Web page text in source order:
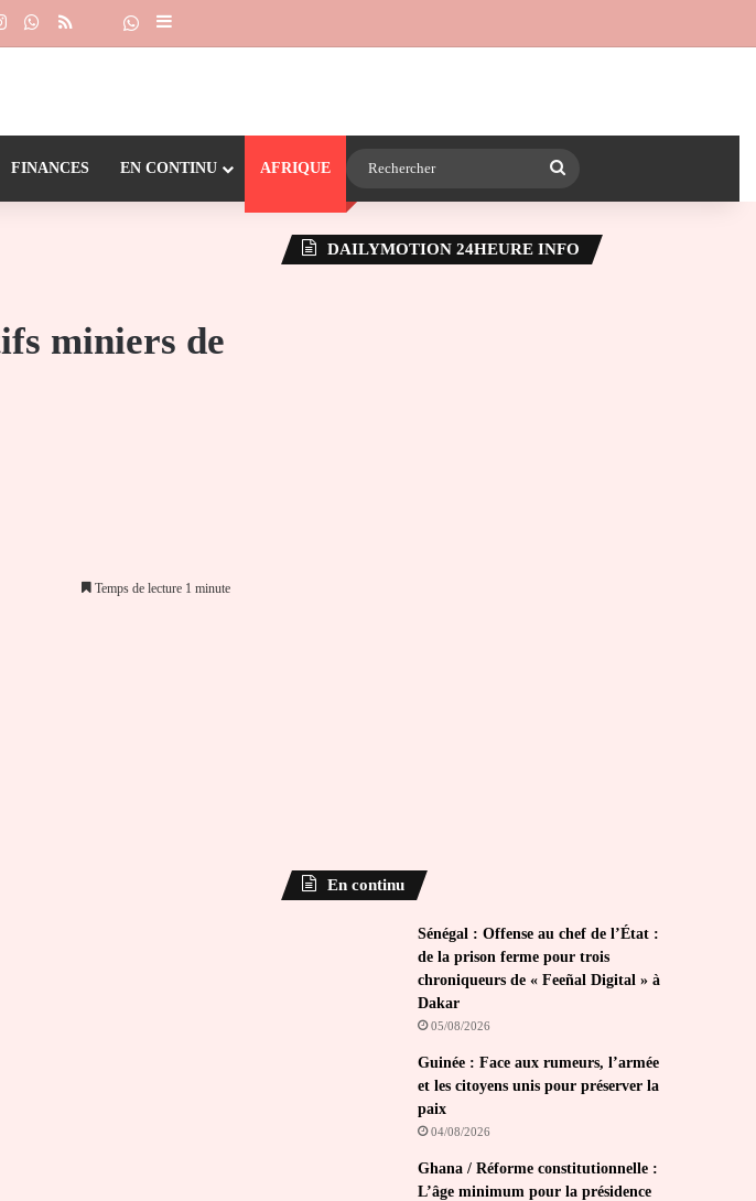
InstagramWhatsApp
RSS Dailymotion
Suivre la chaîne 24heureinfo sur WhatsApp
Sidebar (barre latérale)
FINANCES EN CONTINU AFRIQUE
miniers de
Temps de lecture 1 minute
DAILYMOTION 24HEURE INFO
En continu
Sénégal : Offense au chef de l’État :
de la prison ferme pour trois
chroniqueurs de « Feeñal Digital » à
Dakar
05/08/2026
Guinée : Face aux rumeurs, l’armée
et les citoyens unis pour préserver la
paix
04/08/2026
Ghana / Réforme constitutionnelle :
L’âge minimum pour la présidence